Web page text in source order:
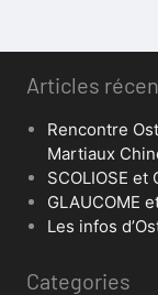
Articles
Rencontre
Martiaux
SCOLIOSE et
GLAUCOME
Les infos
Categories